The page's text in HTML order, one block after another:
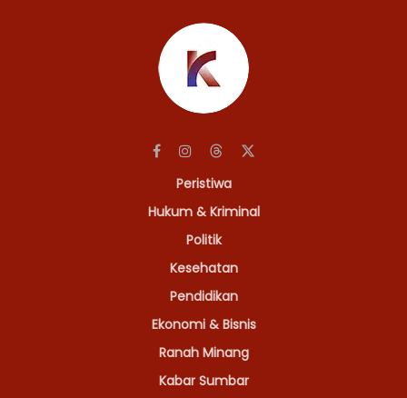
Peristiwa
Hukum & Kriminal
Politik
Kesehatan
Pendidikan
Ekonomi & Bisnis
Ranah Minang
Kabar Sumbar